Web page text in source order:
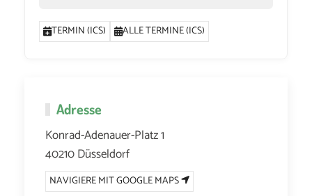
TERMIN (ICS) ALLE TERMINE (ICS)
Adresse
Konrad-Adenauer-Platz 1
40210 Düsseldorf
NAVIGIERE MIT GOOGLE MAPS